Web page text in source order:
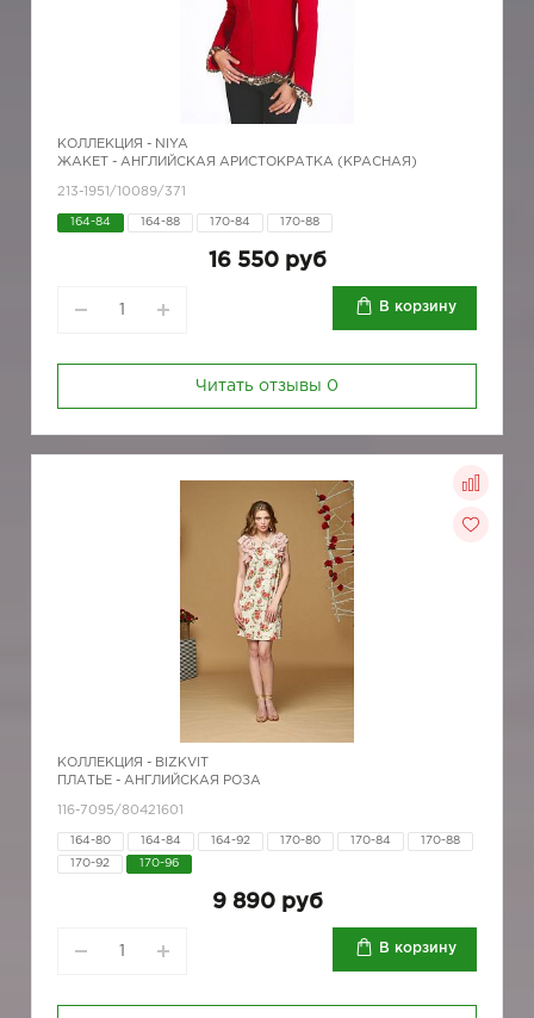
КОЛЛЕКЦИЯ - NIYA
ЖАКЕТ - АНГЛИЙСКАЯ АРИСТОКРАТКА (КРАСНАЯ)
213-1951/10089/371
164-84 164-88 170-84 170-88
16 550 руб
В корзину
Читать отзывы 0
КОЛЛЕКЦИЯ - BIZKVIT
ПЛАТЬЕ - АНГЛИЙСКАЯ РОЗА
116-7095/80421601
164-80 164-84 164-92 170-80 170-84 170-88
170-92 170-96
9 890 руб
В корзину